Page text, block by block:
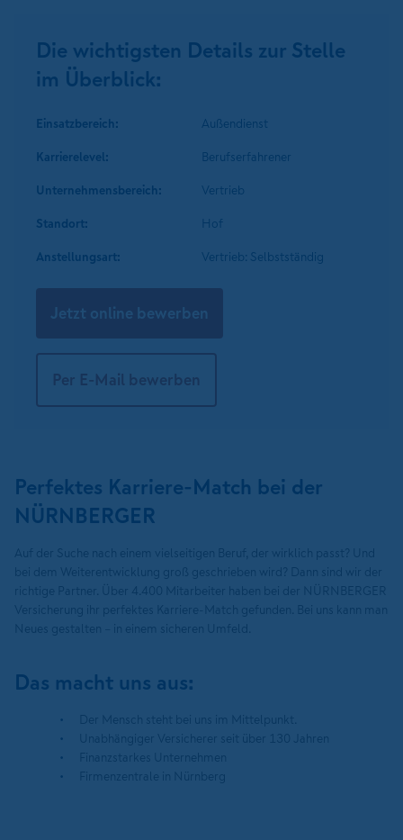
Die wichtigsten Details zur Stelle
im Überblick:
Einsatzbereich:
Außendienst
Karrierelevel:
Berufserfahrener
Unternehmens­bereich:
Vertrieb
Standort:
Hof
Anstellungsart:
Vertrieb: Selbstständig
Jetzt online bewerben
Per E-Mail bewerben
Perfektes Karriere-Match bei der
NÜRNBERGER
Das macht uns aus: